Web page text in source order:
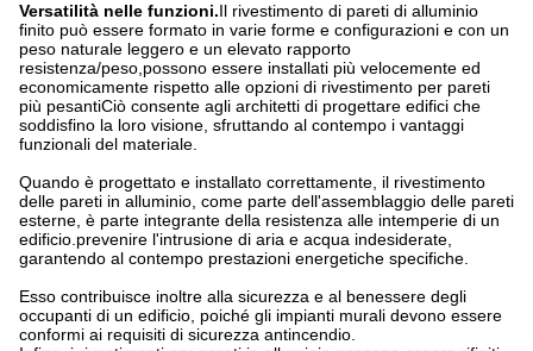
Versatilità nelle funzioni.Il rivestimento di pareti di alluminio
finito può essere formato in varie forme e configurazioni e con un
peso naturale leggero e un elevato rapporto
resistenza/peso,possono essere installati più velocemente ed
economicamente rispetto alle opzioni di rivestimento per pareti
più pesantiCiò consente agli architetti di progettare edifici che
soddisfino la loro visione, sfruttando al contempo i vantaggi
funzionali del materiale.
Quando è progettato e installato correttamente, il rivestimento
delle pareti in alluminio, come parte dell'assemblaggio delle pareti
esterne, è parte integrante della resistenza alle intemperie di un
edificio.prevenire l'intrusione di aria e acqua indesiderate,
garantendo al contempo prestazioni energetiche specifiche.
Esso contribuisce inoltre alla sicurezza e al benessere degli
occupanti di un edificio, poiché gli impianti murali devono essere
conformi ai requisiti di sicurezza antincendio.